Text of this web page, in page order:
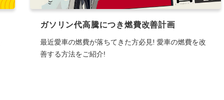
ガソリン代高騰につき燃費改善計画
最近愛車の燃費が落ちてきた方必見! 愛車の燃費を改
善する方法をご紹介!